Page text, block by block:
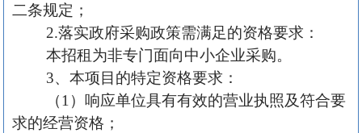
二条规定；
2.落实政府采购政策需满足的资格要求：
本招租为非专门面向中小企业采购。
3、本项目的特定资格要求：
（1）响应单位具有有效的营业执照及符合要
求的经营资格；